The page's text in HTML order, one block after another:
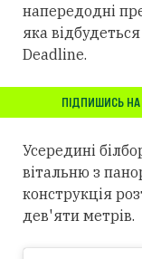
напередодні
яка
Deadline.
ПІДПИШИСЬ
Усередині
вітальню з
конструкція
дев'яти метрів.